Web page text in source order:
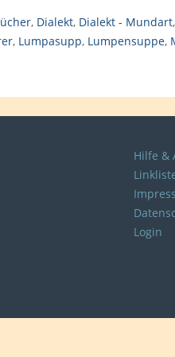
, Dialekt, Dialekt - Mundart,
, Lumpasupp, Lumpensuppe,
Hilfe &
Login